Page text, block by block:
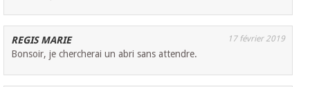
REGIS MARIE 17 février 2019
Bonsoir, je chercherai un abri sans attendre.